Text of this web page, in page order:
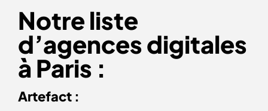
Notre liste
d’agences digitales
à Paris :
Artefact :